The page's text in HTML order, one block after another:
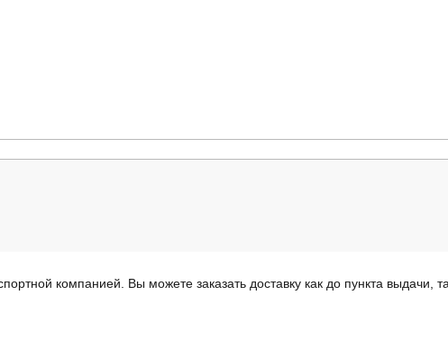
компанией. Вы можете заказать доставку как до пункта выдачи,